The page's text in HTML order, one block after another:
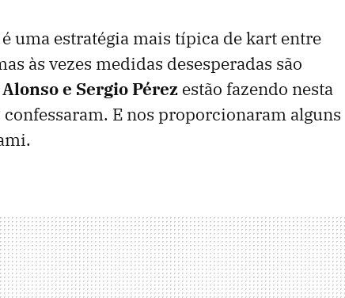
uma estratégia mais típica de kart entre
às vezes medidas desesperadas são
e Sergio Pérez estão fazendo nesta
E nos proporcionaram alguns